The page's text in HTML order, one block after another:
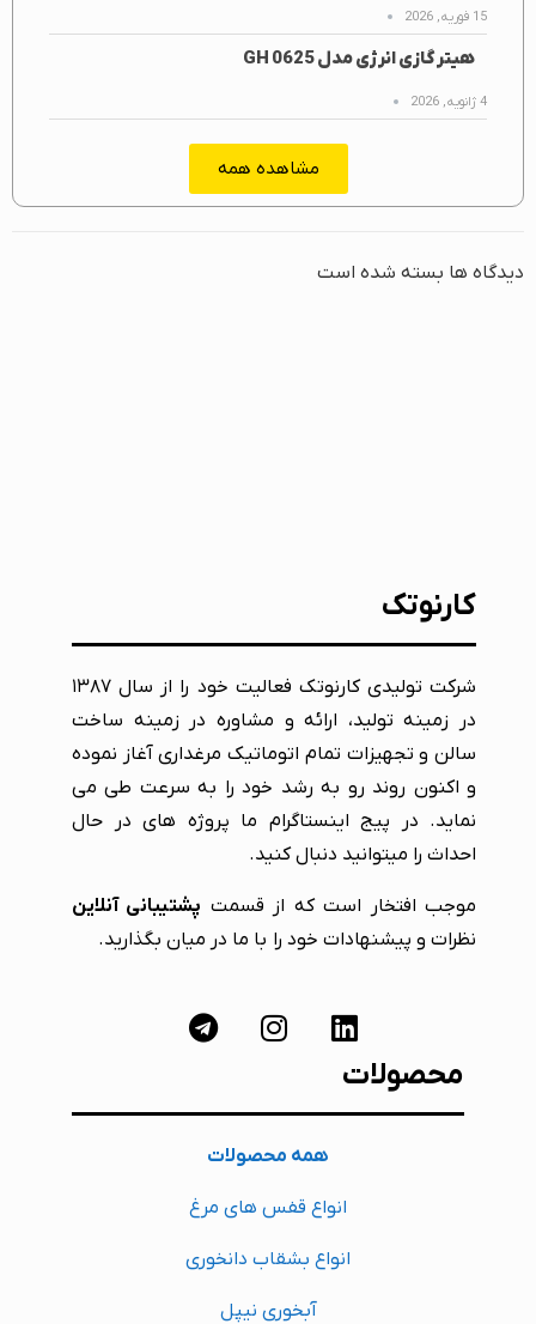
15 فوریه, 2026
هیتر گازی انرژی مدل GH 0625
4 ژانویه, 2026
مشاهده همه
دیدگاه ها بسته شده است
کارنوتک
شرکت تولیدی کارنوتک فعالیت خود را از سال ۱۳۸۷
در زمینه تولید، ارائه و مشاوره در زمینه ساخت
سالن و تجهیزات تمام اتوماتیک مرغداری آغاز نموده
و اکنون روند رو به رشد خود را به سرعت طی می
نماید. در پیج اینستاگرام ما پروژه های در حال
احداث را میتوانید دنبال کنید.
موجب افتخار است که از قسمت پشتیبانی آنلاین
نظرات و پیشنهادات خود را با ما در میان بگذارید.
محصولات
همه محصولات
انواع قفس های مرغ
انواع بشقاب دانخوری
آبخوری نیپل